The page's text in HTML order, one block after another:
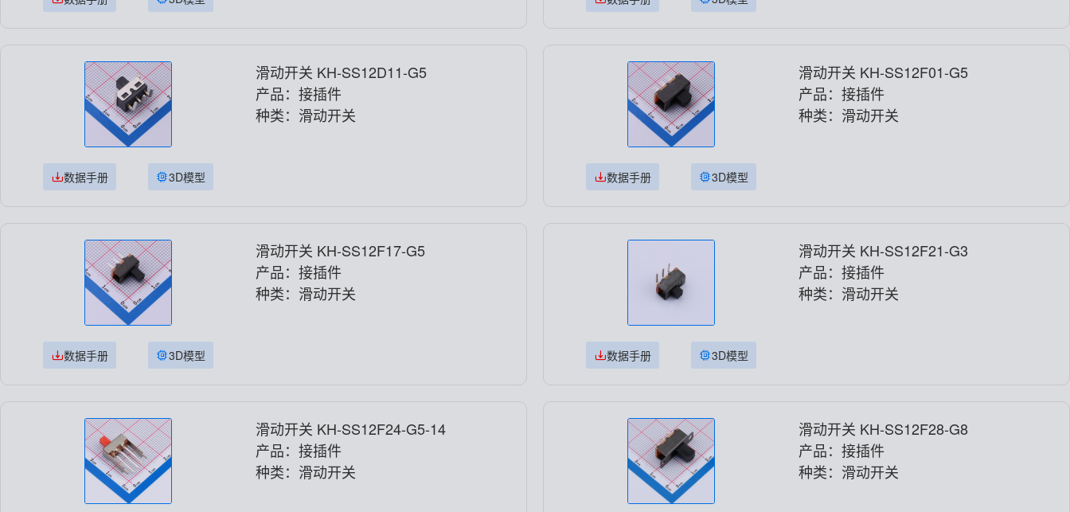
数据手册 3D模型
滑动开关 KH-SS12D11-G5
产品：接插件
种类：滑动开关
数据手册 3D模型
滑动开关 KH-SS12F01-G5
产品：接插件
种类：滑动开关
数据手册 3D模型
滑动开关 KH-SS12F17-G5
产品：接插件
种类：滑动开关
数据手册 3D模型
滑动开关 KH-SS12F21-G3
产品：接插件
种类：滑动开关
滑动开关 KH-SS12F24-G5-14
产品：接插件
种类：滑动开关
滑动开关 KH-SS12F28-G8
产品：接插件
种类：滑动开关